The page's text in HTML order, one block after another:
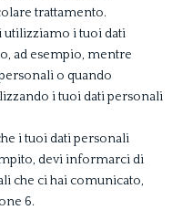
trattamento.
i tuoi dati
ad esempio, mentre
o quando
i tuoi dati personali
i tuoi dati personali
devi informarci di
che ci hai comunicato,
6.